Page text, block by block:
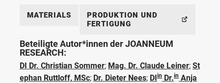
MATERIALS
PRODUKTION UND
FERTIGUNG
Beteiligte Autor*innen der JOANNEUM
RESEARCH:
DI Dr. Christian Sommer; Mag. Dr. Claude Leiner; St
ephan Ruttloff, MSc; Dr. Dieter Nees; DIin Dr.in Anja